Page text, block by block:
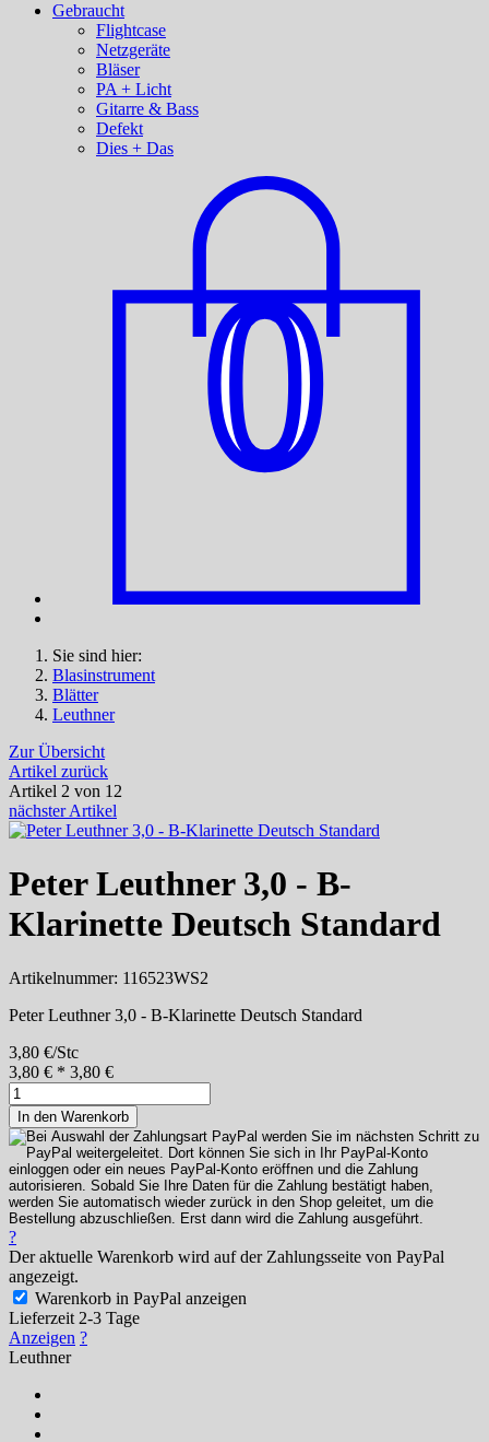
Gebraucht
Flightcase
Netzgeräte
Bläser
PA + Licht
Gitarre & Bass
Defekt
Dies + Das
Sie sind hier:
Blasinstrument
Blätter
Leuthner
Zur Übersicht
Artikel zurück
Artikel 2 von 12
nächster Artikel
Peter Leuthner 3,0 - B-
Klarinette Deutsch Standard
Artikelnummer: 116523WS2
Peter Leuthner 3,0 - B-Klarinette Deutsch Standard
3,80 €/Stc
3,80 € * 3,80 €
In den Warenkorb
?
Der aktuelle Warenkorb wird auf der Zahlungsseite von PayPal
angezeigt.
Warenkorb in PayPal anzeigen
Lieferzeit 2-3 Tage
Anzeigen ?
Leuthner